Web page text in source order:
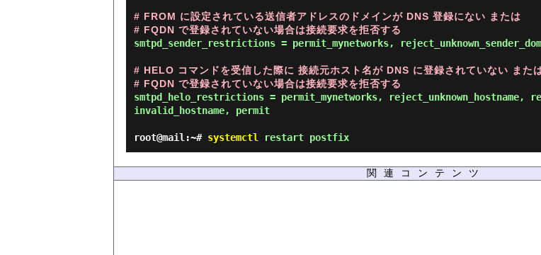
# FROM に設定されている送信者アドレスのドメインが DNS 登録にない または
# FQDN で登録されていない場合は接続要求を拒否する
smtpd_sender_restrictions = permit_mynetworks,
# HELO コマンドを受信した際に 接続元ホスト名が DNS に登録されていない また
# FQDN で登録されていない場合は接続要求を拒否する
smtpd_helo_restrictions = permit_mynetworks, reject_unknown_hostname,
invalid_hostname, permit
root@mail:~# systemctl restart postfix
関連コンテンツ